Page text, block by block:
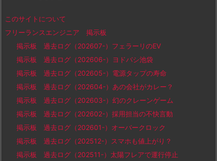
このサイトについて
フリーランスエンジニア 掲示板
掲示板 過去ログ（202607-）フェラーリのEV
掲示板 過去ログ（202606-）ヨドバシ池袋
掲示板 過去ログ（202605-）電源タップの寿命
掲示板 過去ログ（202604-）あの会社がカレー？
掲示板 過去ログ（202603-）幻のクレーンゲーム
掲示板 過去ログ（202602-）採用担当の不快言動
掲示板 過去ログ（202601-）オーバークロック
掲示板 過去ログ（202512-）スマホも値上がり？
掲示板 過去ログ（202511-）太陽フレアで運行停止